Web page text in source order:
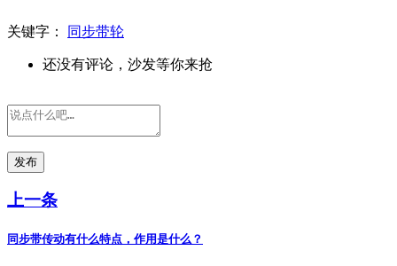
关键字： 同步带轮
还没有评论，沙发等你来抢
发布
上一条
同步带传动有什么特点，作用是什么？